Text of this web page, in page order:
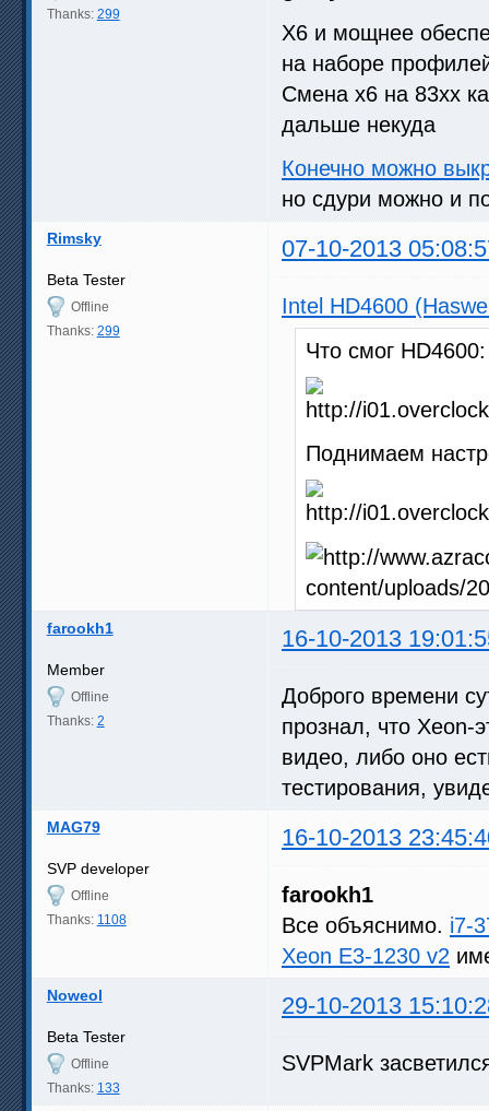
Thanks: 299
Х6 и мощнее
на наборе
Смена х6 на 83хх
дальше некуда
Конечно можно
но сдури можно и
Rimsky 07-10-2013
Beta Tester
Offline
Thanks: 299
Intel HD4600
Что смог HD4600:
Поднимаем
farookh1 16-10-2013
Member
Offline
Thanks: 2
Доброго времени
прознал, что Xeon-
видео, либо оно
тестирования,
MAG79 16-10-2013
SVP developer
Offline
Thanks: 1108
farookh1
Все объяснимо. i7-
Xeon E3-1230 v2
Noweol 29-10-2013
Beta Tester
Offline
Thanks: 133
SVPMark